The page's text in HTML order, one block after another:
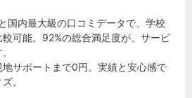
国内最大級の口コミデータで、学校
可能。92%の総合満足度が、サービ
サポートまで0円。実績と安心感で
。